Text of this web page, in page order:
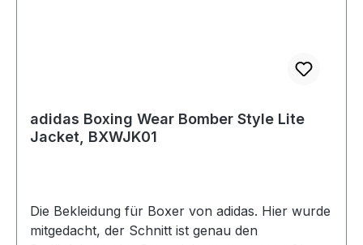
adidas Boxing Wear Bomber Style Lite
Jacket, BXWJK01
Die Bekleidung für Boxer von adidas. Hier wurde
mitgedacht, der Schnitt ist genau den